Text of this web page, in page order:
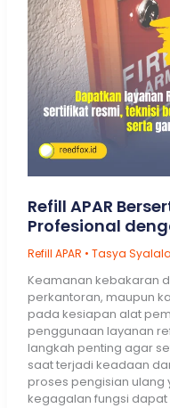
Refill APAR
Profesional
Refill APAR • Tasya Syalala
Keamanan kebakaran
perkantoran, maupun
pada kesiapan alat
penggunaan layanan
langkah penting agar
saat terjadi keadaan
proses pengisian ulang
kegagalan fungsi